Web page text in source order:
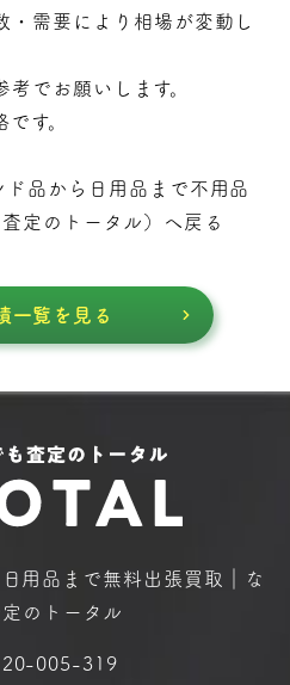
需要により相場が変動し
でお願いします。
す。
ド品から日用品まで不用品
定のトータル ）へ戻る
一覧を見る
用品まで無料出張買取｜な
のトータル
005-319